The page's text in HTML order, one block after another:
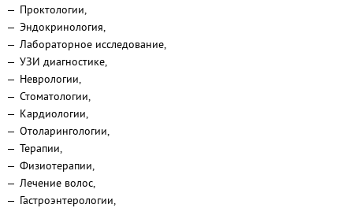
Проктологии,
Эндокринология,
Лабораторное исследование,
УЗИ диагностике,
Неврологии,
Стоматологии,
Кардиологии,
Отоларингологии,
Терапии,
Физиотерапии,
Лечение волос,
Гастроэнтерологии,